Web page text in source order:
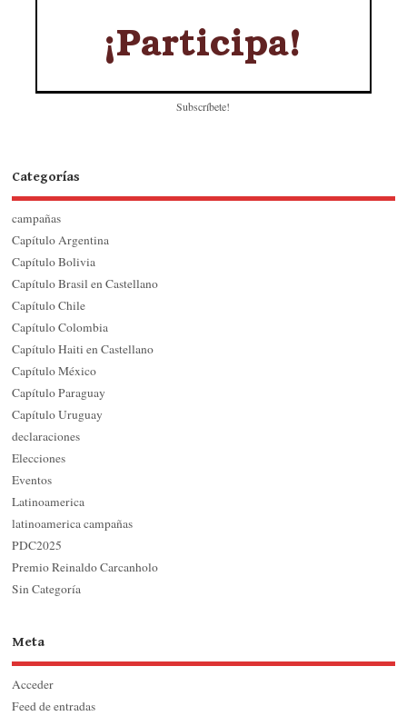
Subscríbete!
Categorías
campañas
Capítulo Argentina
Capítulo Bolivia
Capítulo Brasil en Castellano
Capítulo Chile
Capítulo Colombia
Capítulo Haiti en Castellano
Capítulo México
Capítulo Paraguay
Capítulo Uruguay
declaraciones
Elecciones
Eventos
Latinoamerica
latinoamerica campañas
PDC2025
Premio Reinaldo Carcanholo
Sin Categoría
Meta
Acceder
Feed de entradas